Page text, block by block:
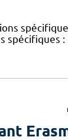
spécifiques :